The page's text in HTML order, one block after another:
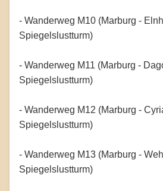
- Wanderweg M10 (Marburg -
Spiegelslustturm)
- Wanderweg M11 (Marburg -
Spiegelslustturm)
- Wanderweg M12 (Marburg -
Spiegelslustturm)
- Wanderweg M13 (Marburg -
Spiegelslustturm)